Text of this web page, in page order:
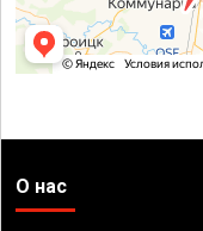
О нас